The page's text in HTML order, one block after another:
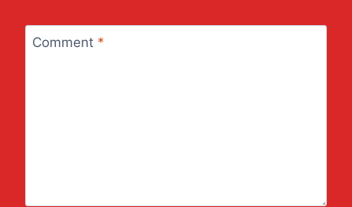
Comment *